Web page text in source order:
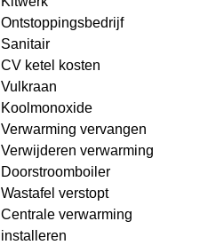
Ontstoppingsbedrijf
Sanitair
CV ketel kosten
Vulkraan
Koolmonoxide
Verwarming vervangen
Verwijderen verwarming
Doorstroomboiler
Wastafel verstopt
Centrale verwarming
installeren